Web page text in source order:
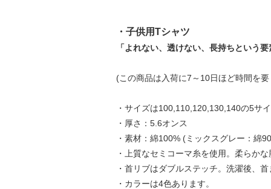
・子供用Tシャツ
「よれない、透けない、長持ちという
(この商品は入荷に7～10日ほど時間を
・サイズは100,110,120,130,140の5サ
・厚さ：5.6オンス
・素材：綿100% (ミックスグレー：綿
・上質なセミコーマ糸を使用。柔らか
・首リブはダブルステッチ。洗濯後、
・カラーは4色あります。